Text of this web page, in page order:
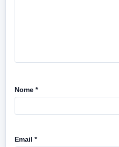
Nome *
Email *